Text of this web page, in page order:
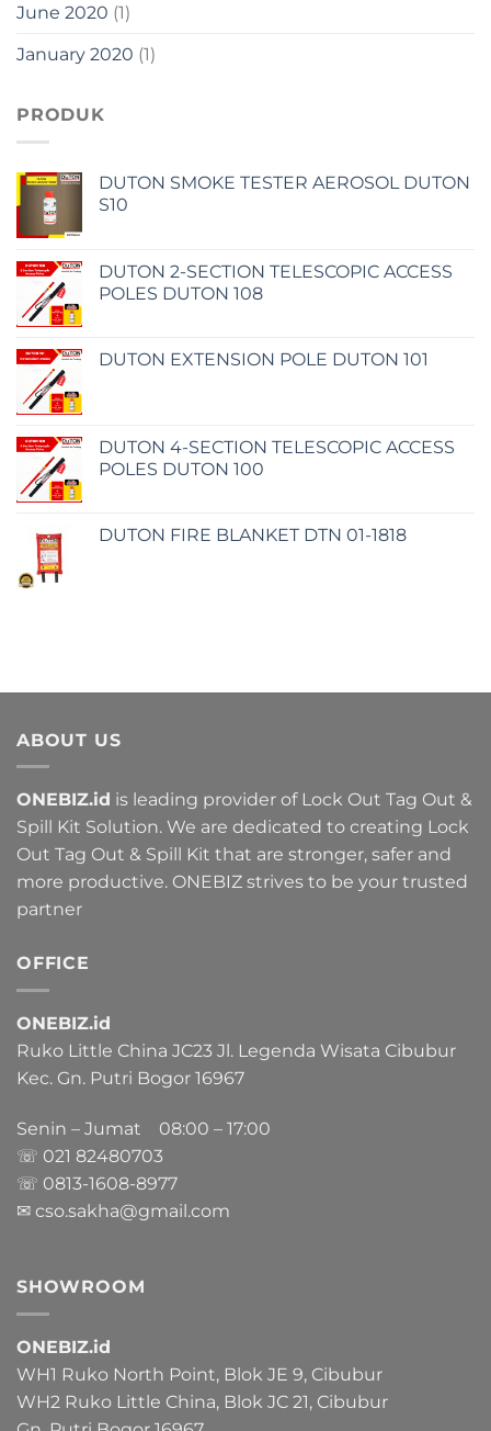
June 2020 (1)
January 2020 (1)
PRODUK
DUTON SMOKE TESTER AEROSOL DUTON
S10
DUTON 2-SECTION TELESCOPIC ACCESS
POLES DUTON 108
DUTON EXTENSION POLE DUTON 101
DUTON 4-SECTION TELESCOPIC ACCESS
POLES DUTON 100
DUTON FIRE BLANKET DTN 01-1818
ABOUT US
ONEBIZ.id is leading provider of Lock Out Tag Out &
Spill Kit Solution. We are dedicated to creating Lock
Out Tag Out & Spill Kit that are stronger, safer and
more productive. ONEBIZ strives to be your trusted
partner
OFFICE
ONEBIZ.id
Ruko Little China JC23 Jl. Legenda Wisata Cibubur
Kec. Gn. Putri Bogor 16967
Senin – Jumat 08:00 – 17:00
☏ 021 82480703
☏ 0813-1608-8977
✉ cso.sakha@gmail.com
SHOWROOM
ONEBIZ.id
WH1 Ruko North Point, Blok JE 9, Cibubur
WH2 Ruko Little China, Blok JC 21, Cibubur